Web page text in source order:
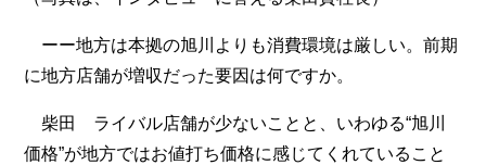
ーー地方は本拠の旭川よりも消費環境は厳しい。前期
に地方店舗が増収だった要因は何ですか。
柴田 ライバル店舗が少ないことと、いわゆる“旭川
価格”が地方ではお値打ち価格に感じてくれていること